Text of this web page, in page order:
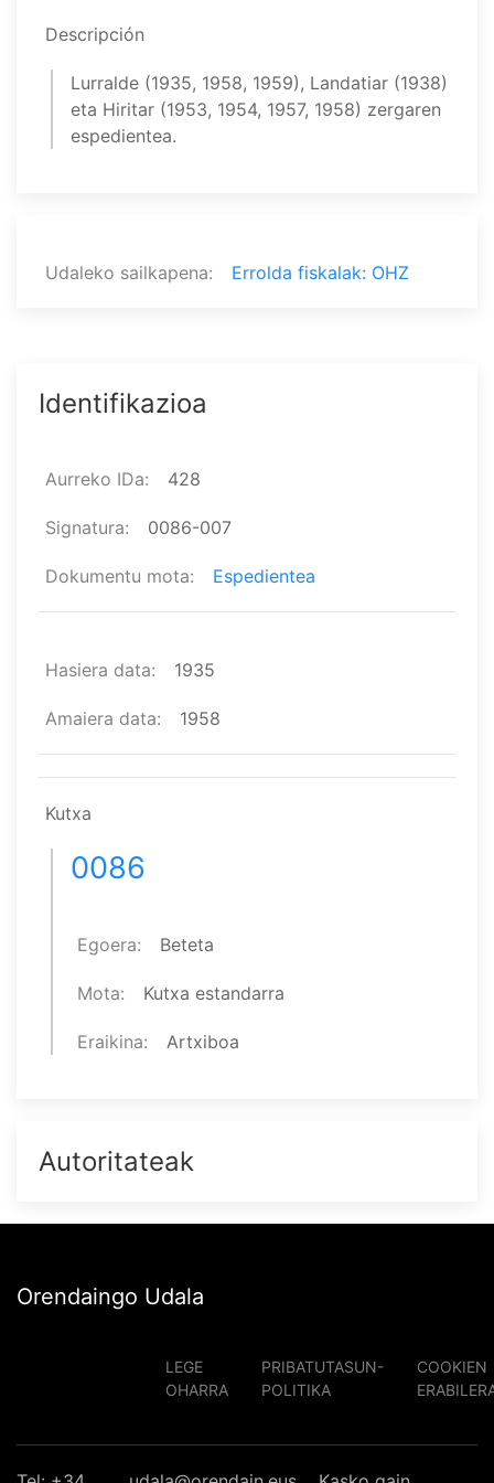
Descripción
Lurralde (1935, 1958, 1959), Landatiar (1938)
eta Hiritar (1953, 1954, 1957, 1958) zergaren
espedientea.
Udaleko sailkapena Errolda fiskalak: OHZ
Identifikazioa
Aurreko IDa 428
Signatura 0086-007
Dokumentu mota Espedientea
Hasiera data 1935
Amaiera data 1958
Kutxa
0086
Egoera Beteta
Mota Kutxa estandarra
Eraikina Artxiboa
Autoritateak
Orendaingo Udala
LEGE
OHARRA
PRIBATUTASUN-
POLITIKA
COOKIEN